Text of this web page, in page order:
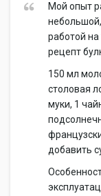
Мой опыт
работой
рецепт
150 мл
столовая
муки, 1
добавить